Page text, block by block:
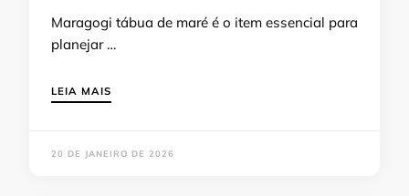
Maragogi tábua de maré é o item essencial para
planejar …
LEIA MAIS
20 DE JANEIRO DE 2026